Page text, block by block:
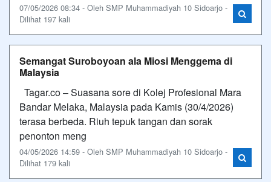
07/05/2026 08:34 - Oleh SMP Muhammadiyah 10 Sidoarjo -
Dilihat 197 kali
Semangat Suroboyoan ala Miosi Menggema di
Malaysia
Tagar.co – Suasana sore di Kolej Profesional Mara
Bandar Melaka, Malaysia pada Kamis (30/4/2026)
terasa berbeda. Riuh tepuk tangan dan sorak
penonton meng
04/05/2026 14:59 - Oleh SMP Muhammadiyah 10 Sidoarjo -
Dilihat 179 kali